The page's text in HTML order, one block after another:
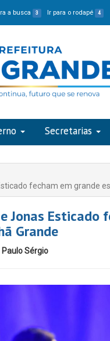
a busca 3 Ir para o rodapé 4
Secretarias
fecham em grande
Jonas
Grande
Paulo Sérgio